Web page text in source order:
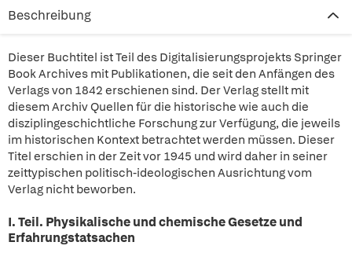
Beschreibung
Dieser Buchtitel ist Teil des Digitalisierungsprojekts Springer
Book Archives mit Publikationen, die seit den Anfängen des
Verlags von 1842 erschienen sind. Der Verlag stellt mit
diesem Archiv Quellen für die historische wie auch die
disziplingeschichtliche Forschung zur Verfügung, die jeweils
im historischen Kontext betrachtet werden müssen. Dieser
Titel erschien in der Zeit vor 1945 und wird daher in seiner
zeittypischen politisch-ideologischen Ausrichtung vom
Verlag nicht beworben.
I. Teil. Physikalische und chemische Gesetze und
Erfahrungstatsachen